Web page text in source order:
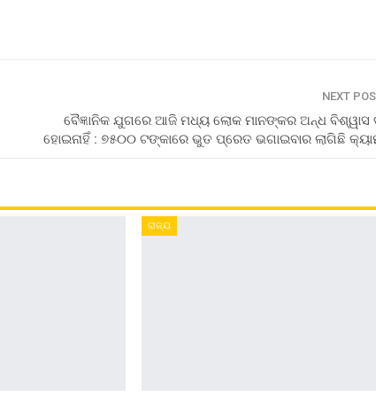
NEXT
ବୈଜ୍ଞାନିକ ଯୁଗରେ ଆଜି ମଧ୍ୟ ଲୋକ ମାନଙ୍କର ଅନ୍ଧ ବିଶ୍ୱାସ
ହୋଇନାହିଁ : ୭୫୦୦ ଟଙ୍କାରେ ଭୁତ ପ୍ରେତ ଭଗାଇବାର ଲାଗିଛି
ରାଜ୍ୟ